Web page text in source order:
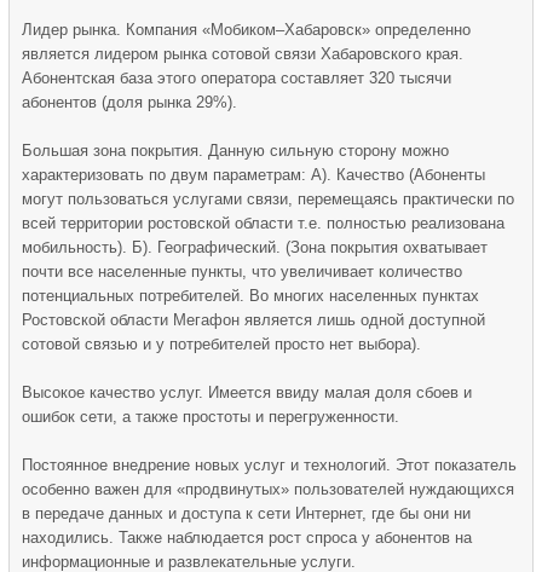
Лидер рынка. Компания «Мобиком–Хабаровск» определенно
является лидером рынка сотовой связи Хабаровского края.
Абонентская база этого оператора составляет 320 тысячи
абонентов (доля рынка 29%).
Большая зона покрытия. Данную сильную сторону можно
характеризовать по двум параметрам: А). Качество (Абоненты
могут пользоваться услугами связи, перемещаясь практически по
всей территории ростовской области т.е. полностью реализована
мобильность). Б). Географический. (Зона покрытия охватывает
почти все населенные пункты, что увеличивает количество
потенциальных потребителей. Во многих населенных пунктах
Ростовской области Мегафон является лишь одной доступной
сотовой связью и у потребителей просто нет выбора).
Высокое качество услуг. Имеется ввиду малая доля сбоев и
ошибок сети, а также простоты и перегруженности.
Постоянное внедрение новых услуг и технологий. Этот показатель
особенно важен для «продвинутых» пользователей нуждающихся
в передаче данных и доступа к сети Интернет, где бы они ни
находились. Также наблюдается рост спроса у абонентов на
информационные и развлекательные услуги.